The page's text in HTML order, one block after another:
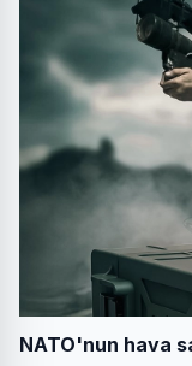
NATO'nun hava